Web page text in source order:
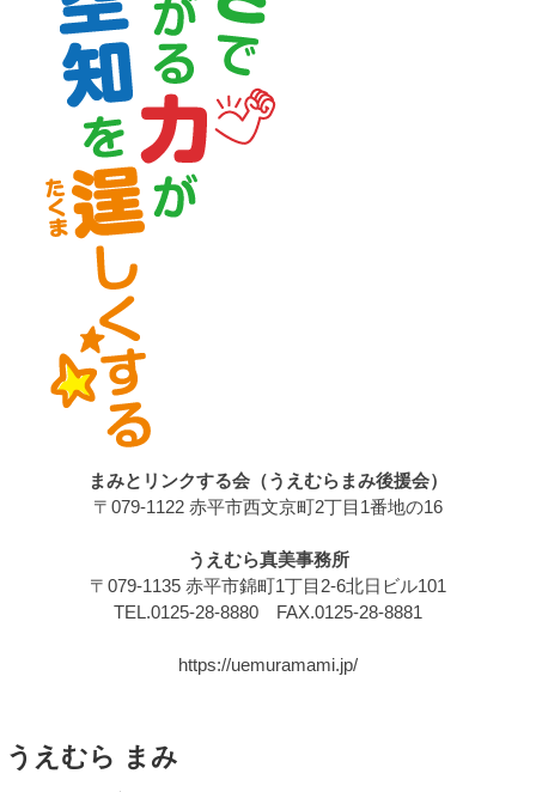
まみとリンクする会（うえむらまみ後援会）
〒079-1122 赤平市西文京町2丁目1番地の16
うえむら真美事務所
〒079-1135 赤平市錦町1丁目2-6北日ビル101
TEL.0125-28-8880 FAX.0125-28-8881
https://uemuramami.jp/
うえむら まみ